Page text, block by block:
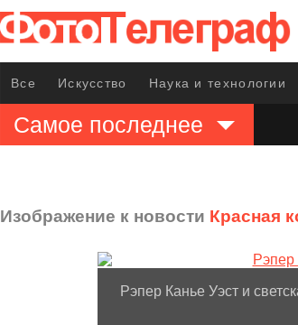
Все Искусство Наука и технологии
Самое последнее
Изображение к новости Красная
Рэпер Канье Уэст и